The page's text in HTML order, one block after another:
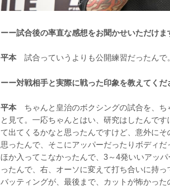
ーー試合後の率直な感想をお聞かせいただけま
平本試合っていうよりも公開練習だったんで
ーー対戦相手と実際に戦った印象を教えてくだ
平本ちゃんと皇治のボクシングの試合を、ち
と見て。一応ちゃんとはい、研究はしたんで
て出てくるかなと思ったんですけど、意外に
思ったんで、そこにアッパーだったりボディ
ほか入ってこなかったんで、3～4発いいアッ
ったんで、右、オーソに変えて打ち合いに持
バッティングが、最後まで、カットが怖かっ